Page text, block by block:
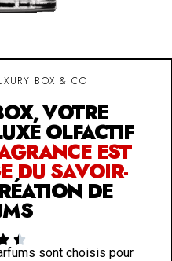
BOX & CO
VOTRE
OLFACTIF
EST
DU SAVOIR-
DE

sont choisis pour